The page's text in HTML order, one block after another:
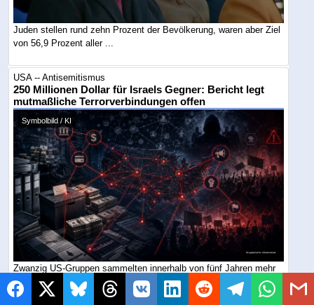
Juden stellen rund zehn Prozent der Bevölkerung, waren aber Ziel
von 56,9 Prozent aller ...
USA -- Antisemitismus
250 Millionen Dollar für Israels Gegner: Bericht legt
mutmaßliche Terrorverbindungen offen
Symbolbild / KI
Zwanzig US-Gruppen sammelten innerhalb von fünf Jahren mehr
als 250 Millionen Dollar ein. Ein ...